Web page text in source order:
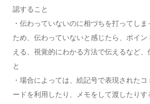
認すること
・伝わっていないのに相づちを打ってし
ため、伝わっていないと感じたら、ポイ
える、視覚的にわかる方法で伝えるなど、
と
・場合によっては、絵記号で表現された
ードを利用したり、メモをして渡したりす